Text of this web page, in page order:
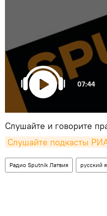
07:44
Слушайте и говорите
Слушайте подкасты
Радио Sputnik Латвия русский